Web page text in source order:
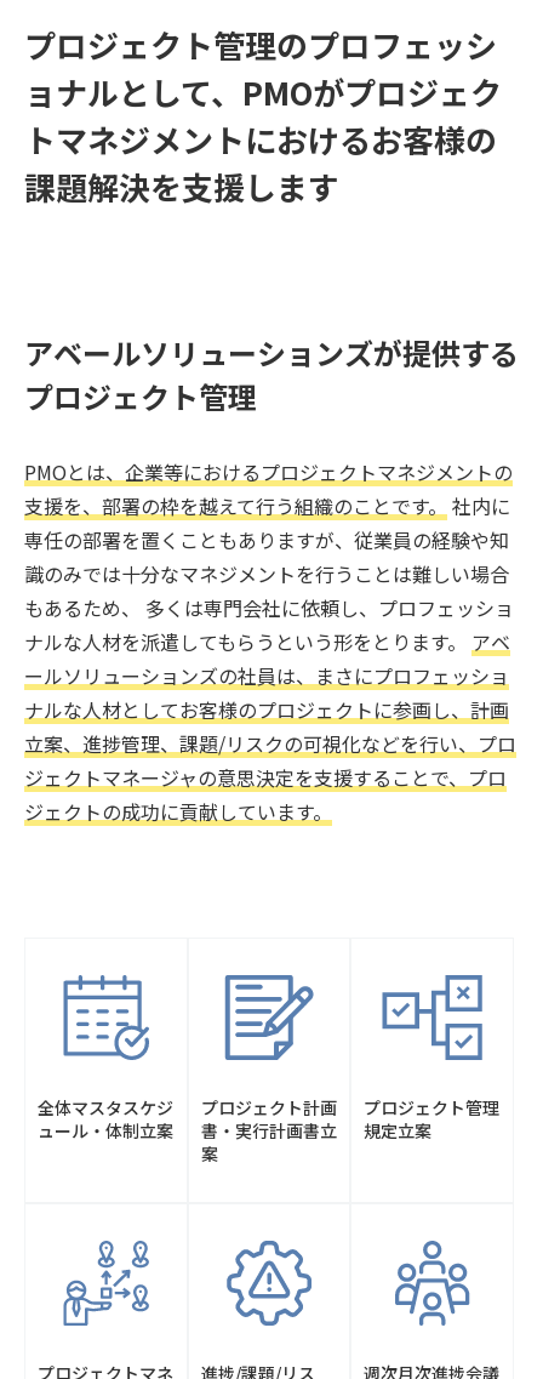
プロジェクト管理のプロフェッシ
ョナルとして、 PMOがプロジェク
トマネジメントにおけるお客様の
課題解決を支援します
アベールソリューションズが提供する
プロジェクト管理
PMOとは、企業等におけるプロジェクトマネジメントの
支援を、部署の枠を越えて行う組織のことです。 社内に
専任の部署を置くこともありますが、従業員の経験や知
識のみでは十分なマネジメントを行うことは難しい場合
もあるため、 多くは専門会社に依頼し、プロフェッショ
ナルな人材を派遣してもらうという形をとります。 アベ
ールソリューションズの社員は、まさにプロフェッショ
ナルな人材としてお客様のプロジェクトに参画し、計画
立案、進捗管理、課題/リスクの可視化などを行い、プロ
ジェクトマネージャの意思決定を支援することで、プロ
ジェクトの成功に貢献しています。
全体マスタスケジ
ュール・体制立案
プロジェクト計画
書・ 実行計画書立
案
プロジェクト管理
規定立案
プロジェクトマネ 進捗/課題/リス 週次月次進捗会議